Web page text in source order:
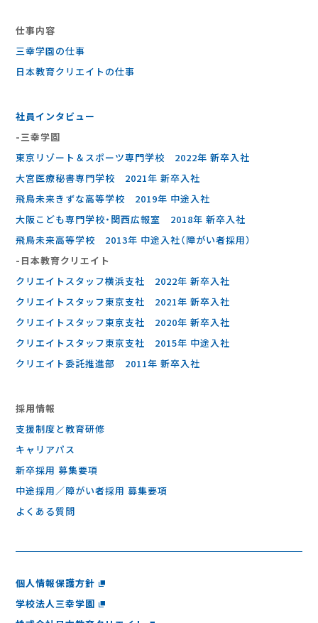
仕事内容
三幸学園の仕事
⽇本教育クリエイトの仕事
社員インタビュー
-三幸学園
東京リゾート＆スポーツ専門学校 2022年 新卒入社
大宮医療秘書専門学校 2021年 新卒入社
飛鳥未来きずな高等学校 2019年 中途入社
大阪こども専門学校・関西広報室 2018年 新卒入社
飛鳥未来高等学校 2013年 中途入社（障がい者採用）
-⽇本教育クリエイト
クリエイトスタッフ横浜支社 2022年 新卒入社
クリエイトスタッフ東京支社 2021年 新卒入社
クリエイトスタッフ東京支社 2020年 新卒入社
クリエイトスタッフ東京支社 2015年 中途入社
クリエイト委託推進部 2011年 新卒入社
採⽤情報
支援制度と教育研修
キャリアパス
新卒採用 募集要項
中途採用／障がい者採用 募集要項
よくある質問
個人情報保護方針
学校法人三幸学園